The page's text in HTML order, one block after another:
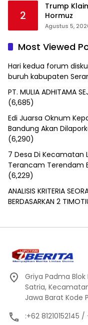
2
Trump
Hormuz
Agustus 5,
Most Viewed
Hari kedua forum
buruh kabupaten
PT. MULIA ADHITAMA
(6,685)
Edi Juarsa Oknum
Bandung Akan
(6,290)
7 Desa Di Kecamatan
Terancam Terendam
(6,229)
ANALISIS KRITERIA
BERDASARKAN 2
Griya Padma Blok
Satria,
Jawa Barat Kode
:+62